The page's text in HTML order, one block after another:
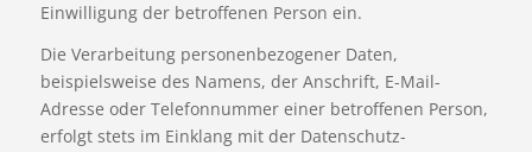
Einwilligung der betroffenen Person ein.
Die Verarbeitung personenbezogener Daten,
beispielsweise des Namens, der Anschrift, E-Mail-
Adresse oder Telefonnummer einer betroffenen Person,
erfolgt stets im Einklang mit der Datenschutz-